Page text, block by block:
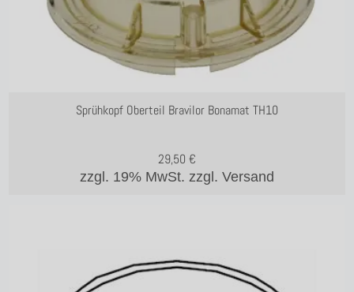
Sprühkopf Oberteil Bravilor Bonamat TH10
zzgl. 19% MwSt. zzgl. Versand
29,50 €